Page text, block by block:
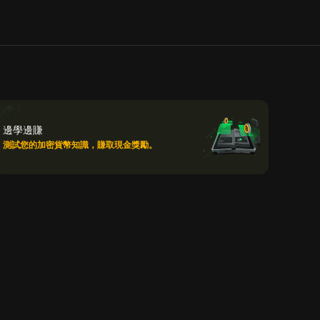
邊學邊賺
測試您的加密貨幣知識，賺取現金獎勵。